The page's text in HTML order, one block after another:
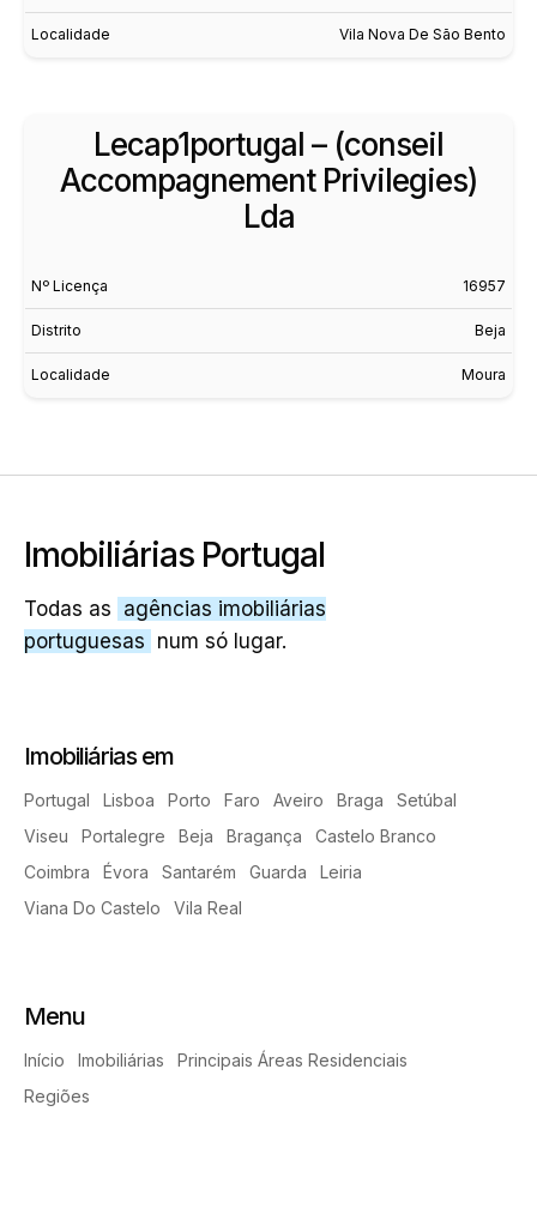
Localidade Vila Nova De São Bento
Lecap1portugal – (conseil
Accompagnement Privilegies)
Lda
Nº Licença 16957
Distrito Beja
Localidade Moura
Imobiliárias Portugal
Todas as agências imobiliárias
portuguesas num só lugar.
Imobiliárias em
Portugal Lisboa Porto Faro Aveiro Braga
Setúbal
Viseu
Portalegre Beja Bragança
Castelo Branco
Coimbra
Évora Santarém Guarda
Leiria
Viana Do Castelo
Vila Real
Menu
Início Imobiliárias
Principais Áreas Residenciais
Regiões